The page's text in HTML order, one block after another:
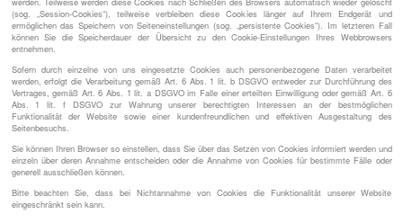
(sog. „Session-Cookies“), teilweise verbleiben diese Cookies länger auf Ihrem Endgerät und
ermöglichen das Speichern von Seiteneinstellungen (sog. „persistente Cookies“). Im letzteren Fall
können Sie die Speicherdauer der Übersicht zu den Cookie-Einstellungen Ihres Webbrowsers
entnehmen.
Sofern durch einzelne von uns eingesetzte Cookies auch personenbezogene Daten verarbeitet
werden, erfolgt die Verarbeitung gemäß Art. 6 Abs. 1 lit. b DSGVO entweder zur Durchführung des
Vertrages, gemäß Art. 6 Abs. 1 lit. a DSGVO im Falle einer erteilten Einwilligung oder gemäß Art. 6
Abs. 1 lit. f DSGVO zur Wahrung unserer berechtigten Interessen an der bestmöglichen
Funktionalität der Website sowie einer kundenfreundlichen und effektiven Ausgestaltung des
Seitenbesuchs.
Sie können Ihren Browser so einstellen, dass Sie über das Setzen von Cookies informiert werden und
einzeln über deren Annahme entscheiden oder die Annahme von Cookies für bestimmte Fälle oder
generell ausschließen können.
Bitte beachten Sie, dass bei Nichtannahme von Cookies die Funktionalität unserer Website
eingeschränkt sein kann.